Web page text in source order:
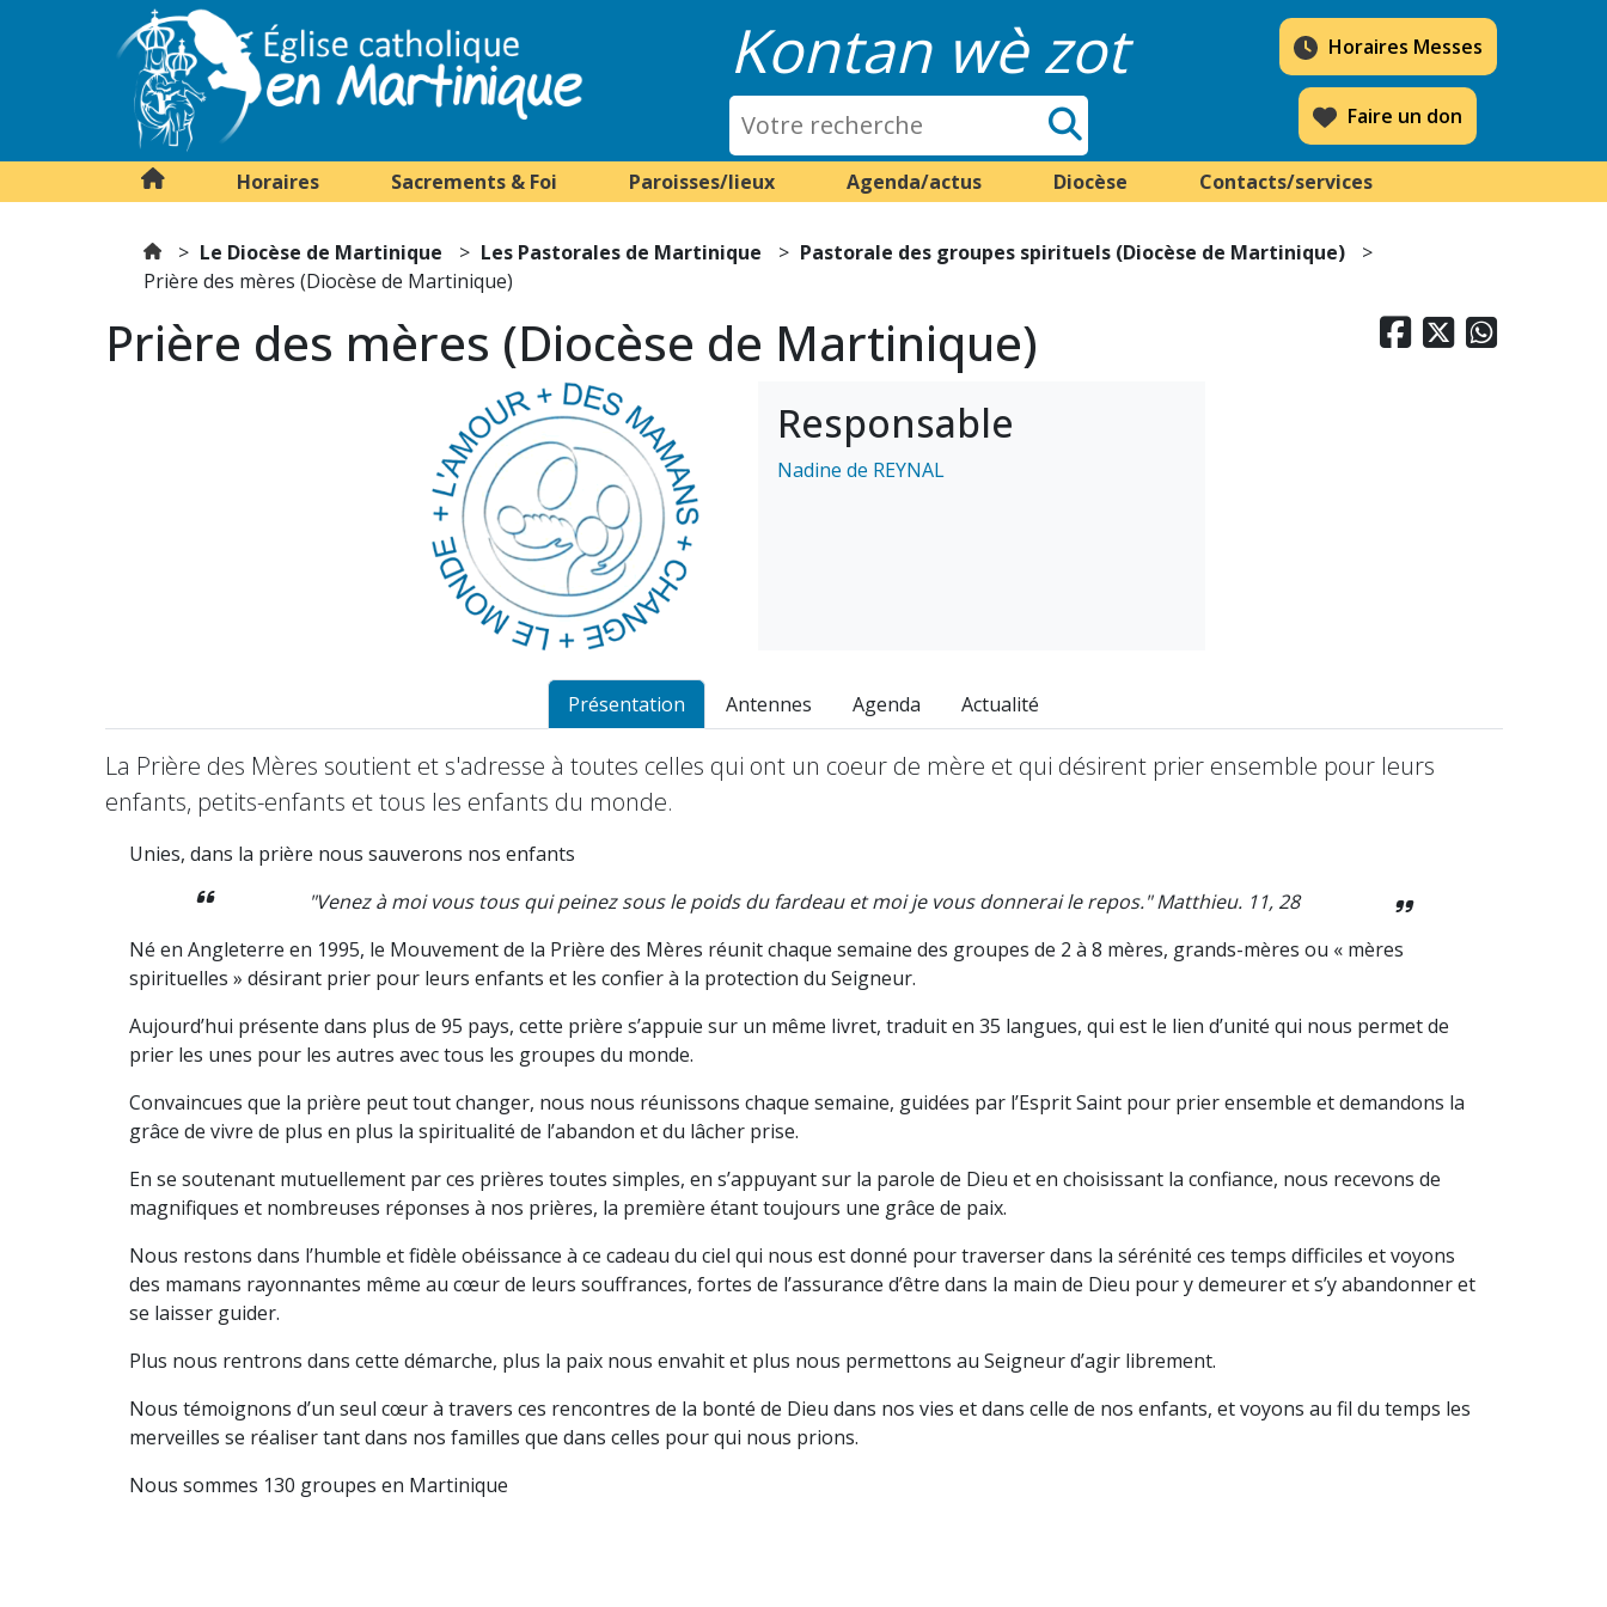
Kontan wè zot Horaires Messes
Faire un don
Horaires Sacrements & Foi Paroisses/lieux Agenda/actus Diocèse Contacts/services
Le Diocèse de Martinique Les Pastorales de Martinique
Pastorale des groupes spirituels (Diocèse de Martinique)
Prière des mères (Diocèse de Martinique)
  
Prière des mères (Diocèse de Martinique)
Responsable
Nadine de REYNAL
Présentation Antennes Agenda Actualité
La Prière des Mères soutient et s'adresse à toutes celles qui ont un coeur de mère et qui désirent prier ensemble pour leurs
enfants, petits-enfants et tous les enfants du monde.
Unies, dans la prière nous sauverons nos enfants
"Venez à moi vous tous qui peinez sous le poids du fardeau et moi je vous donnerai le repos." Matthieu. 11, 28
Né en Angleterre en 1995, le Mouvement de la Prière des Mères réunit chaque semaine des groupes de 2 à 8 mères, grands-mères ou « mères
spirituelles » désirant prier pour leurs enfants et les confier à la protection du Seigneur.
Aujourd’hui présente dans plus de 95 pays, cette prière s’appuie sur un même livret, traduit en 35 langues, qui est le lien d’unité qui nous permet de
prier les unes pour les autres avec tous les groupes du monde.
Convaincues que la prière peut tout changer, nous nous réunissons chaque semaine, guidées par l’Esprit Saint pour prier ensemble et demandons la
grâce de vivre de plus en plus la spiritualité de l’abandon et du lâcher prise.
En se soutenant mutuellement par ces prières toutes simples, en s’appuyant sur la parole de Dieu et en choisissant la confiance, nous recevons de
magnifiques et nombreuses réponses à nos prières, la première étant toujours une grâce de paix.
Nous restons dans l’humble et fidèle obéissance à ce cadeau du ciel qui nous est donné pour traverser dans la sérénité ces temps difficiles et voyons
des mamans rayonnantes même au cœur de leurs souffrances, fortes de l’assurance d’être dans la main de Dieu pour y demeurer et s’y abandonner et
se laisser guider.
Plus nous rentrons dans cette démarche, plus la paix nous envahit et plus nous permettons au Seigneur d’agir librement.
Nous témoignons d’un seul cœur à travers ces rencontres de la bonté de Dieu dans nos vies et dans celle de nos enfants, et voyons au fil du temps les
merveilles se réaliser tant dans nos familles que dans celles pour qui nous prions.
Nous sommes 130 groupes en Martinique